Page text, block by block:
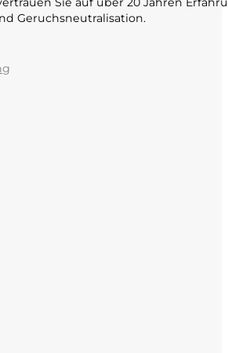
Geruchsneutralisation.